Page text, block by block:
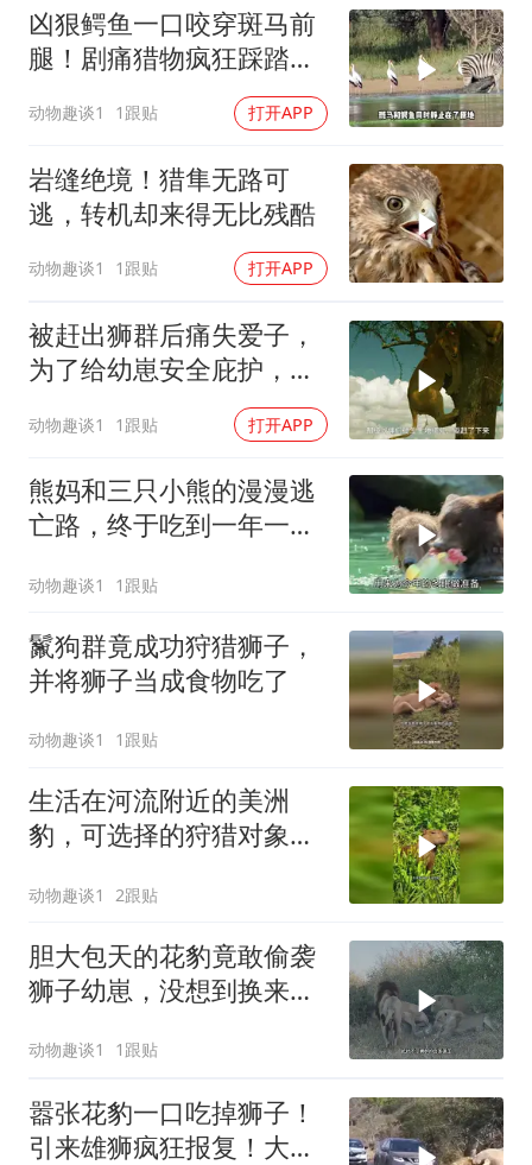
奋进开新局 实干挑大梁
凶狠鳄鱼一口咬穿斑马前
腿！剧痛猎物疯狂踩踏！
动物趣谈1 1跟贴 打开APP
岩缝绝境！猎隼无路可
逃，转机却来得无比残酷
动物趣谈1 1跟贴 打开APP
被赶出狮群后痛失爱子，
为了给幼崽安全庇护，狮
子妈妈卑微求和却遭驱
赶，看母狮卡丽如何用狩
猎夺回体面
动物趣谈1 1跟贴 打开APP
熊妈和三只小熊的漫漫逃
亡路，终于吃到一年一度
动物趣谈1 1跟贴
鬣狗群竟成功狩猎狮子，
并将狮子当成食物吃了
动物趣谈1 1跟贴
生活在河流附近的美洲
豹，可选择的狩猎对象非
动物趣谈1 2跟贴
胆大包天的花豹竟敢偷袭
狮子幼崽，没想到换来狮
动物趣谈1 1跟贴
嚣张花豹一口吃掉狮子！
引来雄狮疯狂报复！大口